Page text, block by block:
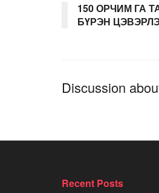
150 ОРЧИМ ГА
БҮРЭН
Discussion
Recent Posts